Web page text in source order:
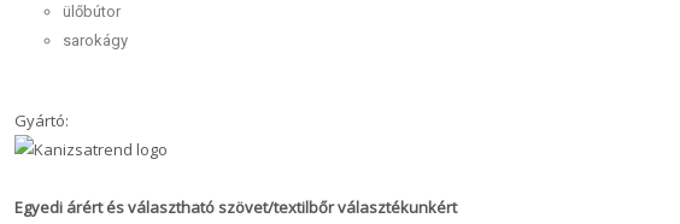
ülőbútor
sarokágy
Gyártó:
Egyedi árért és választható szövet/textilbőr választékunkért